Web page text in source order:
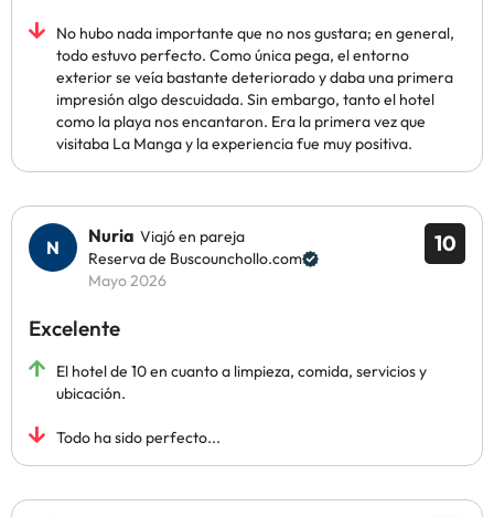
No hubo nada importante que no nos gustara; en general,
todo estuvo perfecto. Como única pega, el entorno
exterior se veía bastante deteriorado y daba una primera
impresión algo descuidada. Sin embargo, tanto el hotel
como la playa nos encantaron. Era la primera vez que
visitaba La Manga y la experiencia fue muy positiva.
10
Nuria Viajó en pareja
Reserva de Buscounchollo.com
Mayo 2026
Excelente
El hotel de 10 en cuanto a limpieza, comida, servicios y
ubicación.
Todo ha sido perfecto...